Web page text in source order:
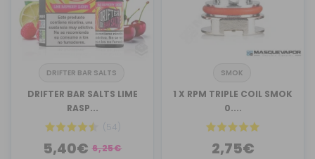
DRIFTER BAR SALTS
DRIFTER BAR SALTS LIME
RASP...
(54)
5,40€ 6,25€
SMOK
1 X RPM TRIPLE COIL SMOK
0....
2,75€